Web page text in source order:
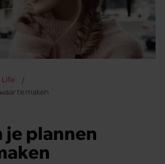
Life
te maken
je plannen